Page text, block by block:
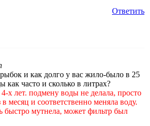
Ответить
и как долго у вас жило-было в 25
часто и сколько в литрах?
х лет. подмену воды не делала, просто
месяц и соответственно меняла воду.
быстро мутнела, может фильтр был